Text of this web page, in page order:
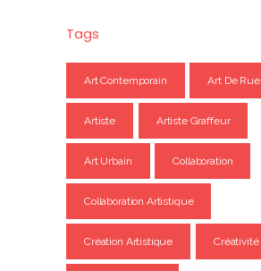
Tags
Art Contemporain Art De Rue
Artiste Artiste Graffeur
Art Urbain Collaboration
Collaboration Artistique
Création Artistique Créativité